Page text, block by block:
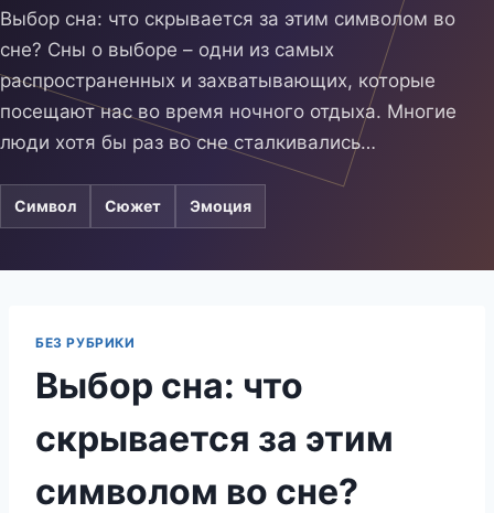
Выбор сна: что скрывается за этим символом во
сне? Сны о выборе – одни из самых
распространенных и захватывающих, которые
посещают нас во время ночного отдыха. Многие
люди хотя бы раз во сне сталкивались…
Символ Сюжет Эмоция
БЕЗ РУБРИКИ
Выбор сна: что
скрывается за этим
символом во сне?